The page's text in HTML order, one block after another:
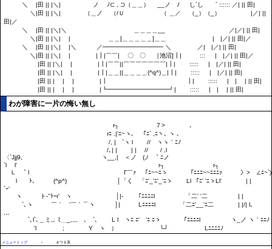
わが障害に一片の悔い無し
メニュートップ > オワタ系